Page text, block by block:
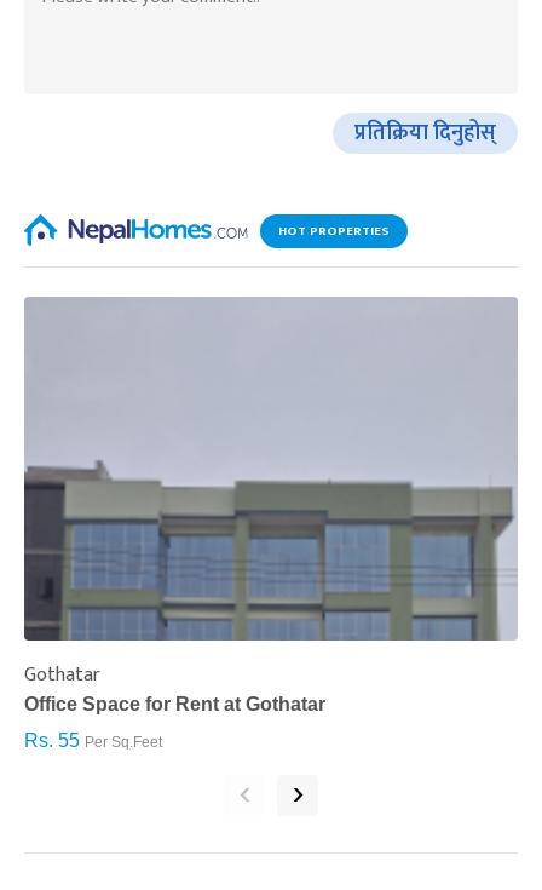
प्रतिक्रिया दिनुहोस्
HOT PROPERTIES
Gothatar
Office Space for Rent at Gothatar
Rs. 55 Per Sq.Feet
‹ ›